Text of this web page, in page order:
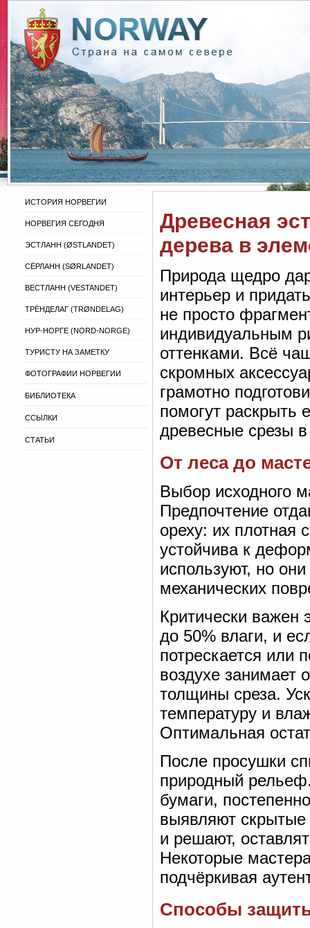
ИСТОРИЯ НОРВЕГИИ
НОРВЕГИЯ СЕГОДНЯ
ЭСТЛАНН (ØSTLANDET)
СЁРЛАНН (SØRLANDET)
ВЕСТЛАНН (VESTANDET)
ТРЁНДЕЛАГ (TRØNDELAG)
НУР-НОРГЕ (NORD-NORGE)
ТУРИСТУ НА ЗАМЕТКУ
ФОТОГРАФИИ НОРВЕГИИ
БИБЛИОТЕКА
ССЫЛКИ
СТАТЬИ
Древесная
дерева в
Природа щедро
интерьер и
не просто
индивидуальным
оттенками. Всё
скромных
грамотно
помогут раскрыть
древесные срезы
От леса до
Выбор исходного
Предпочтение
ореху: их плотная
устойчива к
используют, но
механических
Критически важен
до 50% влаги, и
потрескается или
воздухе занимает
толщины среза.
температуру и
Оптимальная
После просушки
природный
бумаги,
выявляют
и решают,
Некоторые
подчёркивая
Способы